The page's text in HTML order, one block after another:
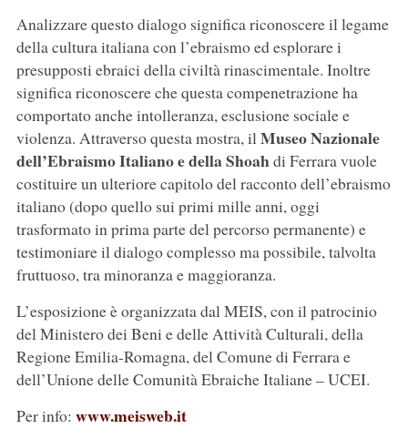
Analizzare questo dialogo significa riconoscere il legame
della cultura italiana con l’ebraismo ed esplorare i
presupposti ebraici della civiltà rinascimentale. Inoltre
significa riconoscere che questa compenetrazione ha
comportato anche intolleranza, esclusione sociale e
violenza. Attraverso questa mostra, ilMuseo Nazionale
dell’Ebraismo Italiano e della Shoahdi Ferrara vuole
costituire un ulteriore capitolo del racconto dell’ebraismo
italiano (dopo quello sui primi mille anni, oggi
trasformato in prima parte del percorso permanente) e
testimoniare il dialogo complesso ma possibile, talvolta
fruttuoso, tra minoranza e maggioranza.
L’esposizione è organizzata dal MEIS, con il patrocinio
del Ministero dei Beni e delle Attività Culturali, della
Regione Emilia-Romagna, del Comune di Ferrara e
dell’Unione delle Comunità Ebraiche Italiane – UCEI.
Per info: www.meisweb.it